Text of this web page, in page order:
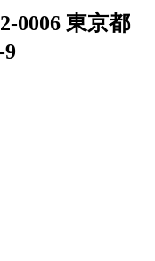
0006 東京都
9